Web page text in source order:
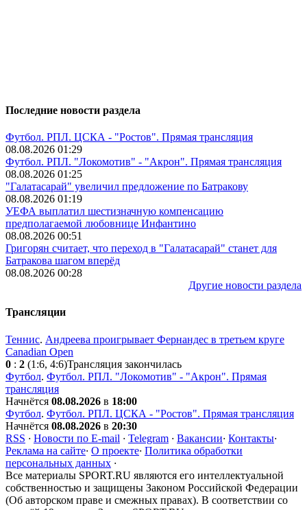
Последние новости раздела
Футбол. РПЛ. ЦСКА - "Ростов". Прямая трансляция
08.08.2026 01:29
Футбол. РПЛ. "Локомотив" - "Акрон". Прямая трансляция
08.08.2026 01:25
"Галатасарай" увеличил предложение по Батракову
08.08.2026 01:19
УЕФА выплатил шестизначную компенсацию
предполагаемой любовнице Инфантино
08.08.2026 00:51
Григорян считает, что переход в "Галатасарай" станет для
Батракова шагом вперёд
08.08.2026 00:28
Другие новости раздела
Трансляции
Теннис. Андреева проигрывает Фернандес в третьем круге
Canadian Open
0 : 2 (1:6, 4:6)Трансляция закончилась
Футбол. Футбол. РПЛ. "Локомотив" - "Акрон". Прямая
трансляция
Начнётся 08.08.2026 в 18:00
Футбол. Футбол. РПЛ. ЦСКА - "Ростов". Прямая трансляция
Начнётся 08.08.2026 в 20:30
RSS · Новости по E-mail · Telegram · Вакансии· Контакты·
Реклама на сайте· О проекте· Политика обработки
персональных данных ·
Все материалы SPORT.RU являются его интеллектуальной
собственностью и защищены Законом Российской Федерации
(Об авторском праве и смежных правах). В соответствии со